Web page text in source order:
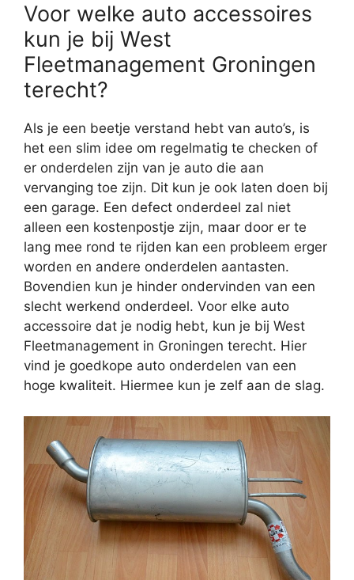
Voor welke auto accessoires
kun je bij West
Fleetmanagement Groningen
terecht?
Als je een beetje verstand hebt van auto’s, is
het een slim idee om regelmatig te checken of
er onderdelen zijn van je auto die aan
vervanging toe zijn. Dit kun je ook laten doen bij
een garage. Een defect onderdeel zal niet
alleen een kostenpostje zijn, maar door er te
lang mee rond te rijden kan een probleem erger
worden en andere onderdelen aantasten.
Bovendien kun je hinder ondervinden van een
slecht werkend onderdeel. Voor elke auto
accessoire dat je nodig hebt, kun je bij West
Fleetmanagement in Groningen terecht. Hier
vind je goedkope auto onderdelen van een
hoge kwaliteit. Hiermee kun je zelf aan de slag.